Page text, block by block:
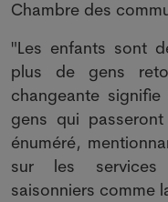
Chambre des
"Les enfants sont
plus de gens
changeante
gens qui
énuméré,
sur les services
saisonniers comme